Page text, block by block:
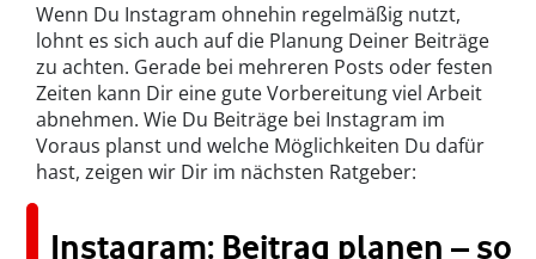
Wenn Du Instagram ohnehin regelmäßig nutzt,
lohnt es sich auch auf die Planung Deiner Beiträge
zu achten. Gerade bei mehreren Posts oder festen
Zeiten kann Dir eine gute Vorbereitung viel Arbeit
abnehmen. Wie Du Beiträge bei Instagram im
Voraus planst und welche Möglichkeiten Du dafür
hast, zeigen wir Dir im nächsten Ratgeber:
Instagram: Beitrag planen – so